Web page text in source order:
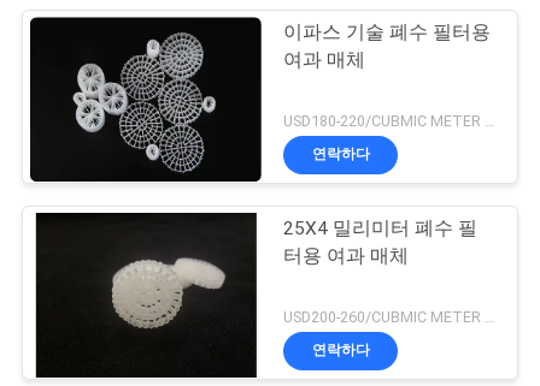
이파스 기술 폐수 필터용
여과 매체
USD180-220/CUBMIC METER MOQ:1CubmicMeter
연락하다
25X4 밀리미터 폐수 필
터용 여과 매체
연락하다